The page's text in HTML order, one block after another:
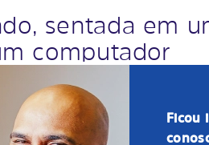
sentada em
computador
Ficou